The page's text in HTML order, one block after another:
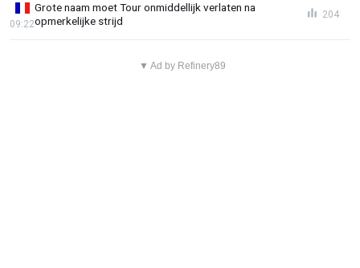
Grote naam moet Tour onmiddellijk verlaten na
opmerkelijke strijd
09:22
204
▼ Ad by Refinery89